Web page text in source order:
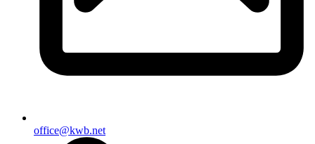
office@kwb.net